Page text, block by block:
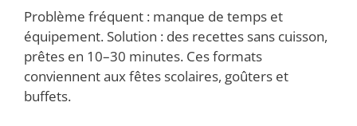
Problème fréquent : manque de temps et
équipement. Solution : des recettes sans cuisson,
prêtes en 10–30 minutes. Ces formats
conviennent aux fêtes scolaires, goûters et
buffets.